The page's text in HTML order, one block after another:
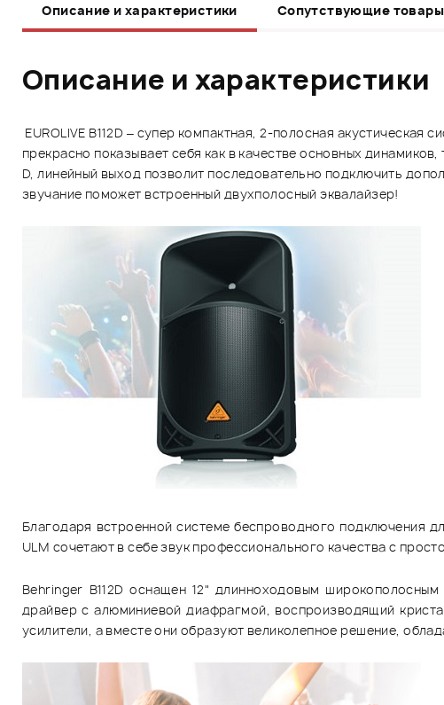
Описание и характеристики Сопутствующие товары
Описание и характеристики
EUROLIVE B112D – супер компактная, 2-полосная
прекрасно показывает себя как в качестве основных
D, линейный выход позволит последовательно подключить
звучание поможет встроенный двухполосный эквалайзер!
Благодаря встроенной системе беспроводного подключения
ULM сочетают в себе звук профессионального качества с
Behringer B112D оснащен 12" длинноходовым
драйвер с алюминиевой диафрагмой, воспроизводящий
усилители, а вместе они образуют великолепное решение,